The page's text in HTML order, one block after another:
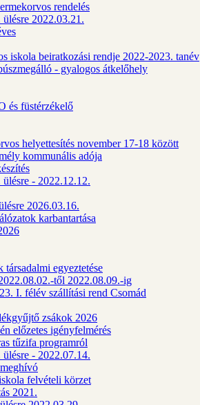
rendelés
2022.03.21.
iskola beiratkozási rendje 2022-2023. tanév
- gyalogos átkelőhely
és füstérzékelő
helyettesítés november 17-18 között
kommunális adója
- 2022.12.12.
2026.03.16.
karbantartása
egyeztetése
től 2022.08.09.-ig
I. félév szállítási rend Csomád
zsákok 2026
előzetes igényfelmérés
tűzifa programról
- 2022.07.14.
felvételi körzet
2021.